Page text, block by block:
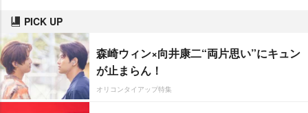
PICK UP
森崎ウィン×向井康二“両片思い”にキュン
が止まらん！
オリコンタイアップ特集